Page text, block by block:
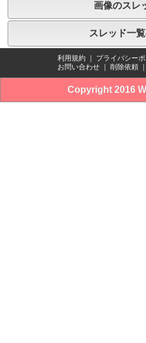
画像のスレ
スレッド一
利用規約 プライバシー
お問い合わせ
削除依頼
Copyright 2016